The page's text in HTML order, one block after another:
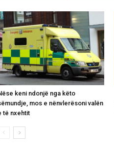
keni ndonjë nga këto
mos e nënvlerësoni valën
të nxehtit